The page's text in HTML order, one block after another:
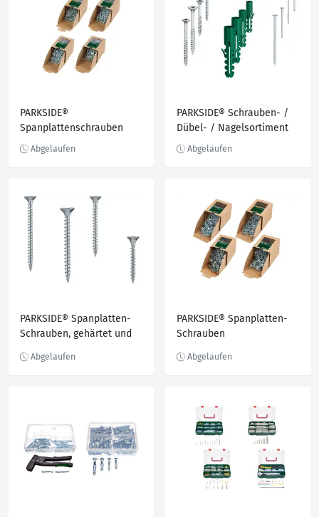
PARKSIDE®
Spanplattenschrauben
PARKSIDE® Schrauben- /
Dübel- / Nagelsortiment
PARKSIDE® Spanplatten-
Schrauben, gehärtet und
PARKSIDE® Spanplatten-
Schrauben